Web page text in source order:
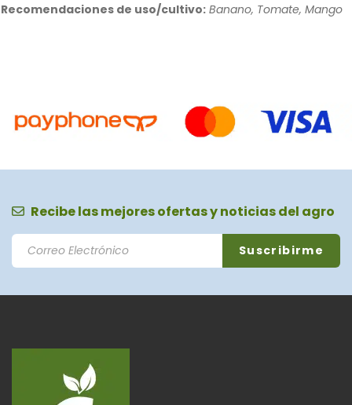
Recomendaciones de uso/cultivo: Banano, Tomate, Mango
Recibe las mejores ofertas y noticias del agro